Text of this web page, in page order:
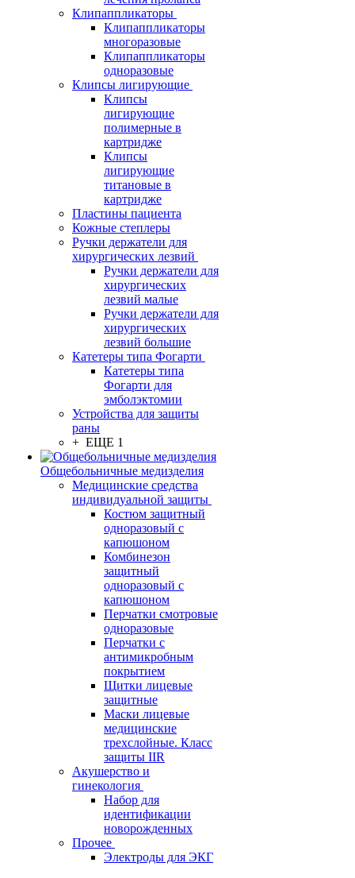
Клипаппликаторы
Клипаппликаторы
многоразовые
Клипаппликаторы
одноразовые
Клипсы лигирующие
Клипсы
лигирующие
полимерные в
картридже
Клипсы
лигирующие
титановые в
картридже
Пластины пациента
Кожные степлеры
Ручки держатели для
хирургических лезвий
Ручки держатели для
хирургических
лезвий малые
Ручки держатели для
хирургических
лезвий большие
Катетеры типа Фогарти
Катетеры типа
Фогарти для
эмболэктомии
Устройства для защиты
раны
+ ЕЩЕ 1
Общебольничные медизделия
Медицинские средства
индивидуальной защиты
Костюм защитный
одноразовый с
капюшоном
Комбинезон
защитный
одноразовый с
капюшоном
Перчатки смотровые
одноразовые
Перчатки с
антимикробным
покрытием
Щитки лицевые
защитные
Маски лицевые
медицинские
трехслойные. Класс
защиты IIR
Акушерство и
гинекология
Набор для
идентификации
новорожденных
Прочее
Электроды для ЭКГ